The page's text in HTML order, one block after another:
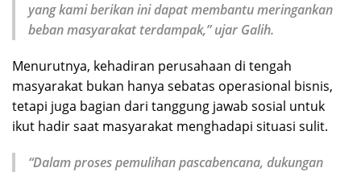
yang kami berikan ini dapat membantu meringankan
beban masyarakat terdampak,” ujar Galih.
Menurutnya, kehadiran perusahaan di tengah
masyarakat bukan hanya sebatas operasional bisnis,
tetapi juga bagian dari tanggung jawab sosial untuk
ikut hadir saat masyarakat menghadapi situasi sulit.
“Dalam proses pemulihan pascabencana, dukungan